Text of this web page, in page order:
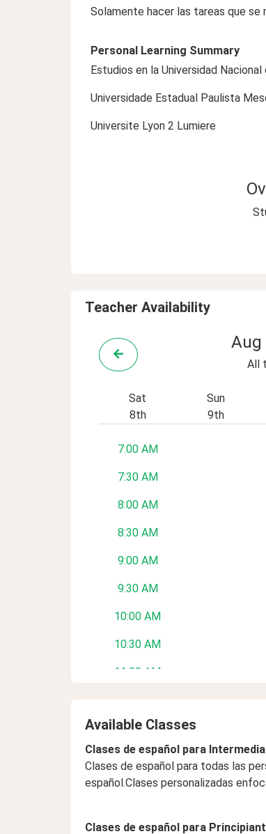
Solamente hacer las tareas que se
Personal Learning Summary
Estudios en la Universidad
Universidade Estadual Paulista
Universite Lyon 2 Lumiere
Teacher Availability
Aug
All
Sat
8th
7:00 AM
7:30 AM
8:00 AM
8:30 AM
9:00 AM
9:30 AM
10:00 AM
10:30 AM
11:00 AM
2:00 PM
2:30 PM
3:00 PM
Sun
9th
Available Classes
Clases de español para
Clases de español para todas las
español.Clases personalizadas
Clases de español para